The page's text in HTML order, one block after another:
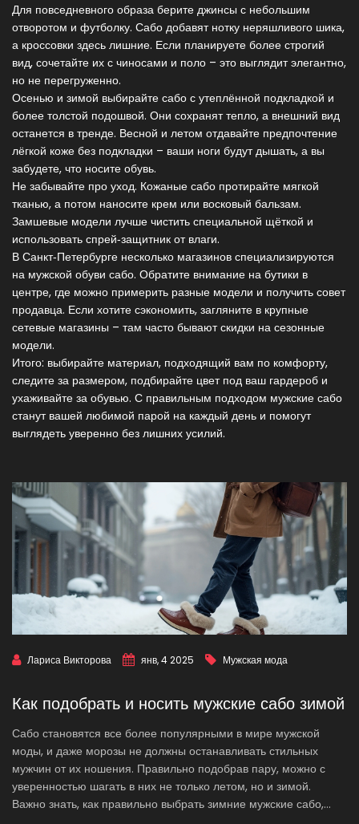
Для повседневного образа берите джинсы с небольшим
отворотом и футболку. Сабо добавят нотку неряшливого шика,
а кроссовки здесь лишние. Если планируете более строгий
вид, сочетайте их с чиносами и поло – это выглядит элегантно,
но не перегруженно.
Осенью и зимой выбирайте сабо с утеплённой подкладкой и
более толстой подошвой. Они сохранят тепло, а внешний вид
останется в тренде. Весной и летом отдавайте предпочтение
лёгкой коже без подкладки – ваши ноги будут дышать, а вы
забудете, что носите обувь.
Не забывайте про уход. Кожаные сабо протирайте мягкой
тканью, а потом наносите крем или восковый бальзам.
Замшевые модели лучше чистить специальной щёткой и
использовать спрей‑защитник от влаги.
В Санкт‑Петербурге несколько магазинов специализируются
на мужской обуви сабо. Обратите внимание на бутики в
центре, где можно примерить разные модели и получить совет
продавца. Если хотите сэкономить, загляните в крупные
сетевые магазины – там часто бывают скидки на сезонные
модели.
Итого: выбирайте материал, подходящий вам по комфорту,
следите за размером, подбирайте цвет под ваш гардероб и
ухаживайте за обувью. С правильным подходом мужские сабо
станут вашей любимой парой на каждый день и помогут
выглядеть уверенно без лишних усилий.
Лариса Викторова янв, 4 2025 Мужская мода
Как подобрать и носить мужские сабо зимой
Сабо становятся все более популярными в мире мужской
моды, и даже морозы не должны останавливать стильных
мужчин от их ношения. Правильно подобрав пару, можно с
уверенностью шагать в них не только летом, но и зимой.
Важно знать, как правильно выбрать зимние мужские сабо,